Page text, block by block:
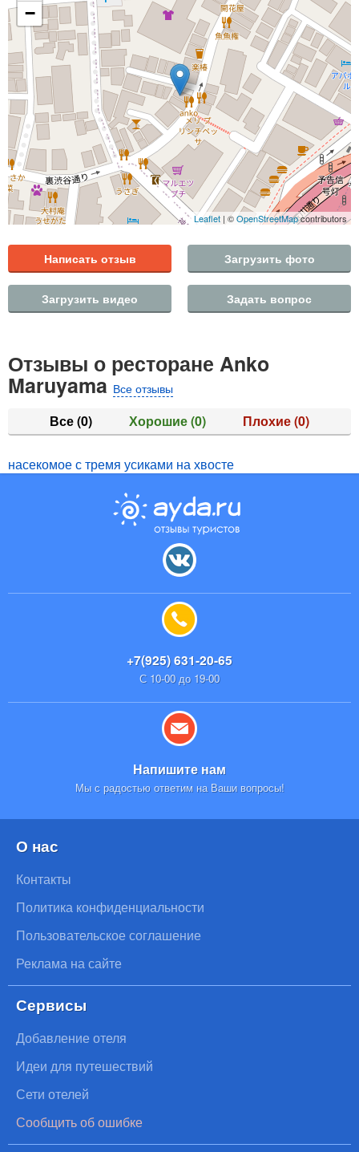
−
Leaflet | ©OpenStreetMapcontributors
Написать отзыв Загрузить фото
Загрузить видео Задать вопрос
Отзывы о ресторане Anko
MaruyamaВсе отзывы
Все(0) Хорошие(0) Плохие(0)
насекомое с тремя усиками на хвосте
+7(925) 631-20-65
С 10-00 до 19-00
Напишите нам
Мы с радостью ответим на Ваши вопросы!
О нас
Контакты
Политика конфиденциальности
Пользовательское соглашение
Реклама на сайте
Сервисы
Добавление отеля
Идеи для путешествий
Сети отелей
Сообщить об ошибке